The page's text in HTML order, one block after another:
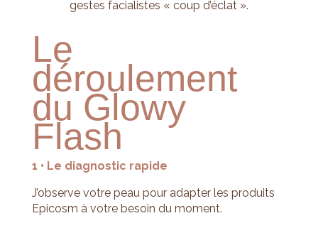
gestes facialistes « coup d’éclat ».
Le
déroulement
du Glowy
Flash
1 • Le diagnostic rapide
J’observe votre peau pour adapter les produits
Epicosm à votre besoin du moment.